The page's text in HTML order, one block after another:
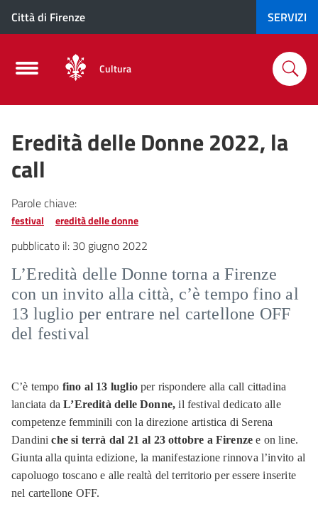
Città di Firenze SERVIZI
Cultura
Eredità delle Donne 2022, la
call
Parole chiave:
festival eredità delle donne
pubblicato il: 30 giugno 2022
L’Eredità delle Donne torna a Firenze
con un invito alla città, c’è tempo fino al
13 luglio per entrare nel cartellone OFF
del festival
C’è tempo fino al 13 luglioper rispondere alla call cittadina
lanciata daL’Eredità delle Donne, il festival dedicato alle
competenze femminili con la direzione artistica di Serena
Dandiniche si terrà dal 21 al 23 ottobre a Firenze e on line.
Giunta alla quinta edizione, la manifestazione rinnova l’invito al
capoluogo toscano e alle realtà del territorio per essere inserite
nel cartellone OFF.